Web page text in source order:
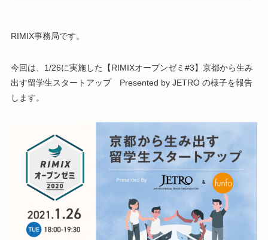
RIMIX事務局です。
今回は、1/26に実施した【RIMIXオープンゼミ#3】京都から生み
出す留学生スタートアップ Presented by JETRO の様子を報告
します。